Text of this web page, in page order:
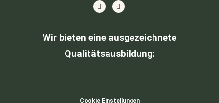
Wir bieten eine ausgezeichnete
Qualitätsausbildung:
Cookie Einstellungen